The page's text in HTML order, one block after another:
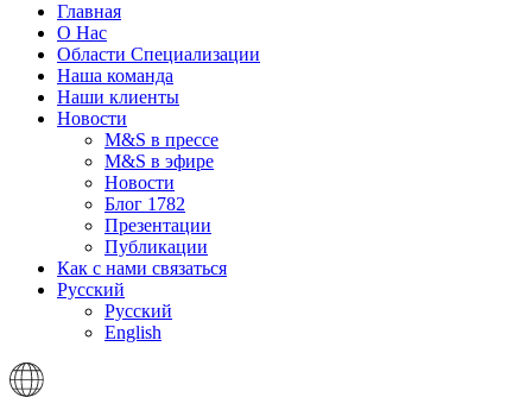
Главная
О Нас
Области Специализации
Наша команда
Наши клиенты
Новости
M&S в прессе
M&S в эфире
Новости
Блог 1782
Презентации
Публикации
Как с нами связаться
Русский
Русский
English